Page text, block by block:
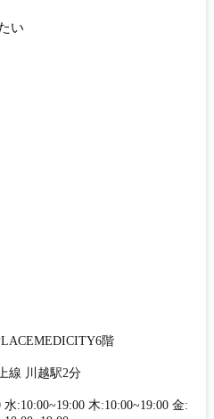
い
階
線 川越駅2分
:10:00~19:00 木:10:00~19:00 金: